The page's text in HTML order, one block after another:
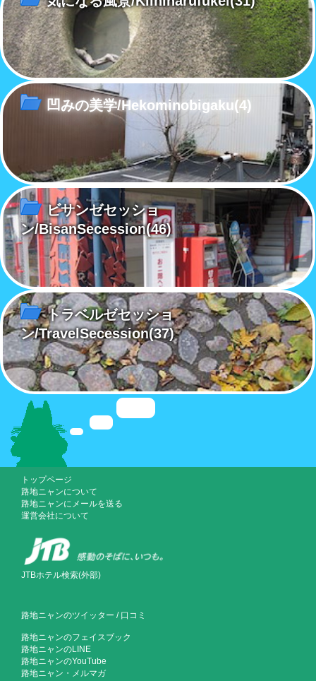
凹みの美学/Hekominobigaku(4)
ビサンゼセッショ
ン/BisanSecession(46)
トラベルゼセッショ
ン/TravelSecession(37)
トップページ
路地ニャンについて
路地ニャンにメールを送る
運営会社について
JTBホテル検索(外部)
路地ニャンのツイッター / 口コミ
路地ニャンのフェイスブック
路地ニャンのLINE
路地ニャンのYouTube
路地ニャン・メルマガ